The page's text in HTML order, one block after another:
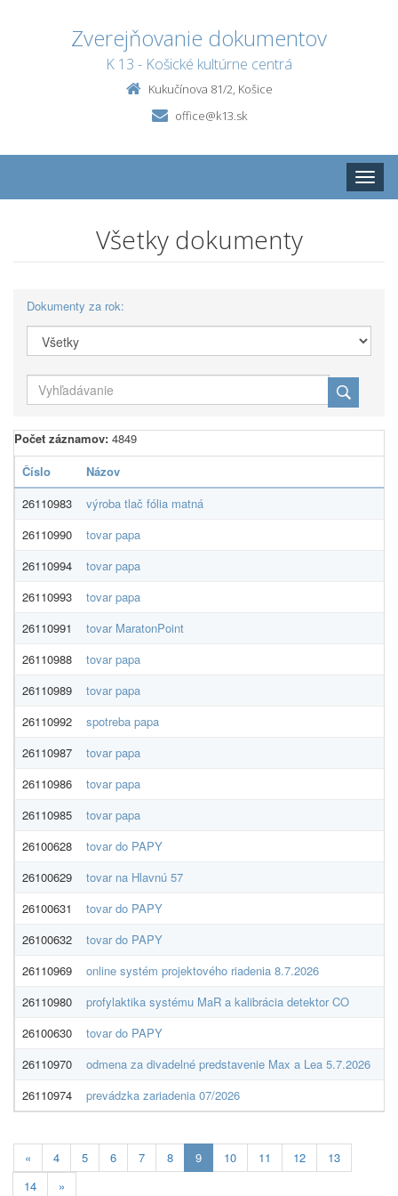
Zverejňovanie dokumentov
K 13 - Košické kultúrne centrá
Kukučínova 81/2, Košice
office@k13.sk
Toggle
Všetky dokumenty
Dokumenty za rok:
Počet záznamov: 4849
Číslo
Názov
26110983
výroba tlač fólia matná
26110990
tovar papa
26110994
tovar papa
26110993
tovar papa
26110991
tovar MaratonPoint
26110988
tovar papa
26110989
tovar papa
26110992
spotreba papa
26110987
tovar papa
26110986
tovar papa
26110985
tovar papa
26100628
tovar do PAPY
26100629
tovar na Hlavnú 57
26100631
tovar do PAPY
26100632
tovar do PAPY
26110969
online systém projektového riadenia 8.7.2026
26110980
profylaktika systému MaR a kalibrácia detektor CO
26100630
tovar do PAPY
26110970
odmena za divadelné predstavenie Max a Lea 5.7.2026
26110974
prevádzka zariadenia 07/2026
« 4 5 6 7 8 9Aktuálna
stránka
10 11 12
13
14
»